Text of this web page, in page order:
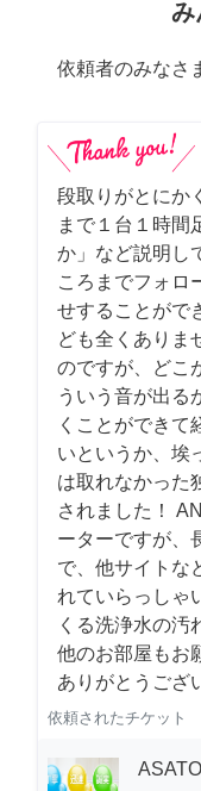
み
依頼者のみなさ
段取りがとにか
まで１台１時間
か」など説明し
ころまでフォロ
せすることがで
ども全くありま
のですが、どこ
ういう音が出る
くことができて
いというか、埃
は取れなかった
されました！
ーターですが、
で、他サイトな
れていらっしゃ
くる洗浄水の汚
他のお部屋もお
ありがとうござ
依頼されたチケット